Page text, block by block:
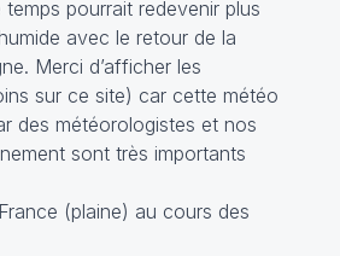
pourrait redevenir plus
avec le retour de la
Merci d’afficher les
sur ce site) car cette météo
des météorologistes et nos
sont très importants
(plaine) au cours des